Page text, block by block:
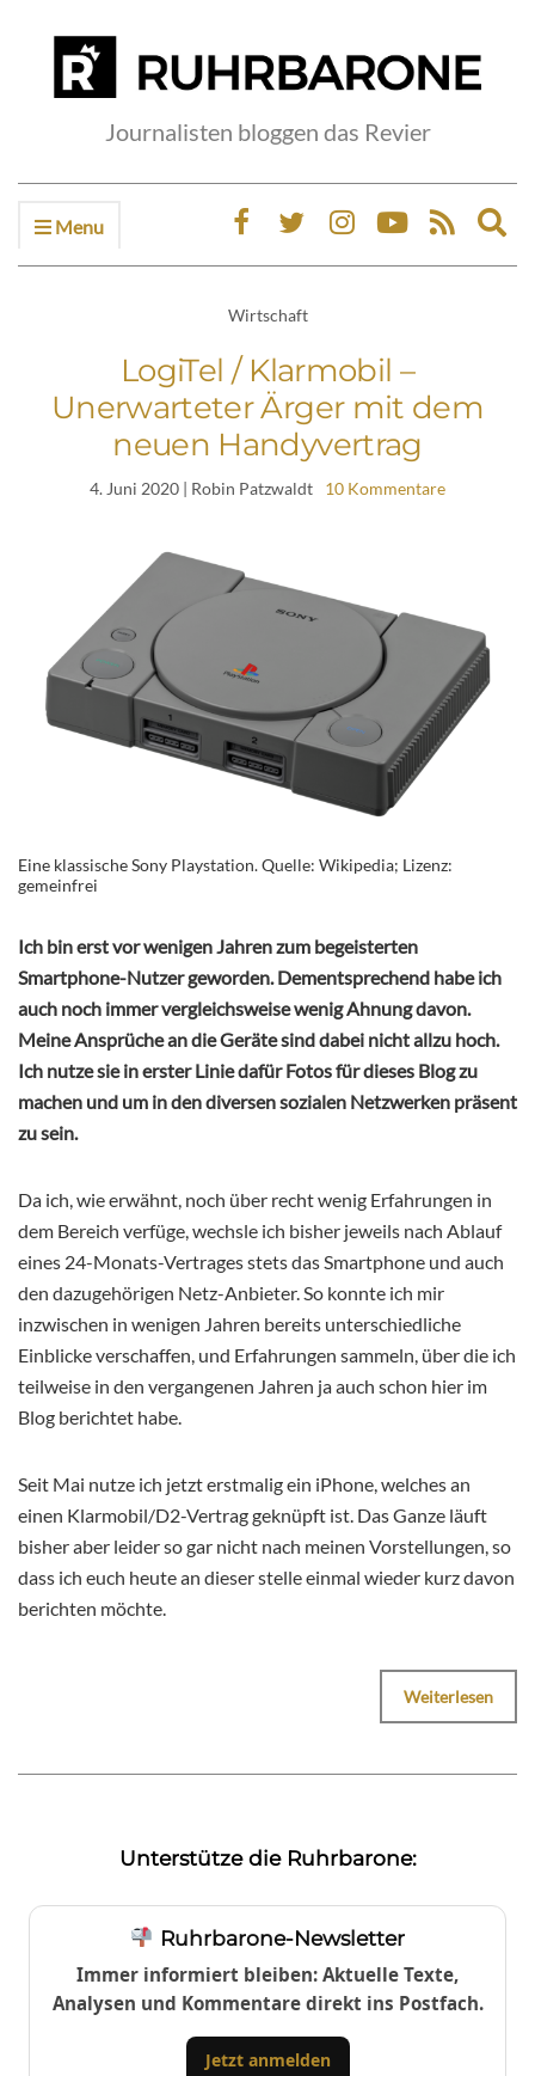
Journalisten bloggen das Revier
Menu
Wirtschaft
LogiTel / Klarmobil –
Unerwarteter Ärger mit dem
neuen Handyvertrag
4. Juni 2020 | Robin Patzwaldt 10 Kommentare
Eine klassische Sony Playstation. Quelle: Wikipedia; Lizenz:
gemeinfrei
Ich bin erst vor wenigen Jahren zum begeisterten
Smartphone-Nutzer geworden. Dementsprechend habe ich
auch noch immer vergleichsweise wenig Ahnung davon.
Meine Ansprüche an die Geräte sind dabei nicht allzu hoch.
Ich nutze sie in erster Linie dafür Fotos für dieses Blog zu
machen und um in den diversen sozialen Netzwerken präsent
zu sein.
Da ich, wie erwähnt, noch über recht wenig Erfahrungen in
dem Bereich verfüge, wechsle ich bisher jeweils nach Ablauf
eines 24-Monats-Vertrages stets das Smartphone und auch
den dazugehörigen Netz-Anbieter. So konnte ich mir
inzwischen in wenigen Jahren bereits unterschiedliche
Einblicke verschaffen, und Erfahrungen sammeln, über die ich
teilweise in den vergangenen Jahren ja auch schon hier im
Blog berichtet habe.
Seit Mai nutze ich jetzt erstmalig ein iPhone, welches an
einen Klarmobil/D2-Vertrag geknüpft ist. Das Ganze läuft
bisher aber leider so gar nicht nach meinen Vorstellungen, so
dass ich euch heute an dieser stelle einmal wieder kurz davon
berichten möchte.
Weiterlesen
Unterstütze die Ruhrbarone:
Ruhrbarone-Newsletter
Immer informiert bleiben: Aktuelle Texte,
Analysen und Kommentare direkt ins Postfach.
Jetzt anmelden